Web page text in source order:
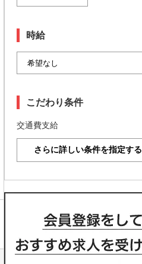
時給
こだわり条件
交通費支給
さらに詳しい条件を指定する